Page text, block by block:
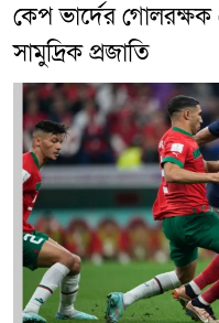
কেপ ভার্দের
সামুদ্রিক প্রজাতি